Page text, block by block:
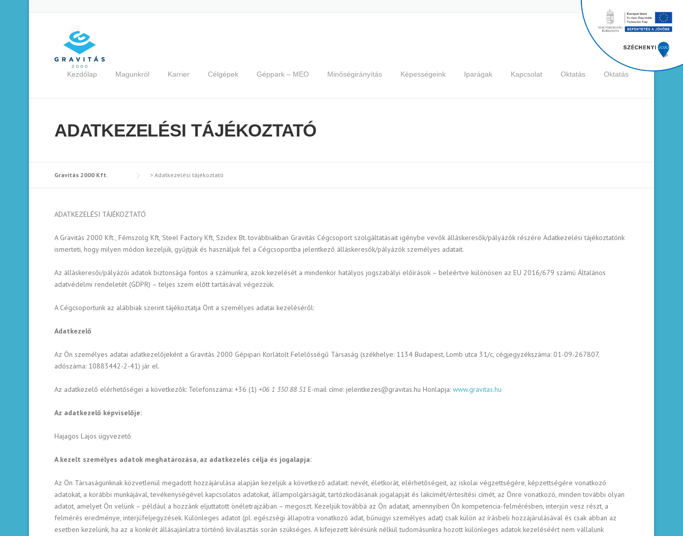
Kezdőlap Magunkról Karrier Célgépek Géppark – MEO Minőségirányítás Képességeink Iparágak Kapcsolat Oktatás Oktatás
ADATKEZELÉSI TÁJÉKOZTATÓ
Gravitás 2000 Kft. > Adatkezelési tájékoztató
ADATKEZELÉSI TÁJÉKOZTATÓ
A Gravitás 2000 Kft., Fémszolg Kft, Steel Factory Kft, Szidex Bt. továbbiakban Gravitás Cégcsoport szolgáltatásait igénybe vevők álláskeresők/pályázók részére Adatkezelési tájékoztatónk
ismerteti, hogy milyen módon kezeljük, gyűjtjük és használjuk fel a Cégcsoportba jelentkező álláskeresők/pályázók személyes adatait.
Az álláskeresői/pályázói adatok biztonsága fontos a számunkra, azok kezelését a mindenkor hatályos jogszabályi előírások – beleértve különösen az EU 2016/679 számú Általános
adatvédelmi rendeletét (GDPR) – teljes szem előtt tartásával végezzük.
A Cégcsoportunk az alábbiak szerint tájékoztatja Önt a személyes adatai kezeléséről:
Adatkezelő
Az Ön személyes adatai adatkezelőjeként a Gravitás 2000 Gépipari Korlátolt Felelősségű Társaság (székhelye: 1134 Budapest, Lomb utca 31/c, cégjegyzékszáma: 01-09-267807,
adószáma: 10883442-2-41) jár el.
Az adatkezelő elérhetőségei a következők: Telefonszáma: +36 (1) +06 1 350 88 51 E-mail címe: jelentkezes@gravitas.hu Honlapja: www.gravitas.hu
Az adatkezelő képviselője:
Hajagos Lajos ügyvezető
A kezelt személyes adatok meghatározása, az adatkezelés célja és jogalapja:
Az Ön Társaságunknak közvetlenül megadott hozzájárulása alapján kezeljük a következő adatait: nevét, életkorát, elérhetőségeit, az iskolai végzettségére, képzettségére vonatkozó
adatokat, a korábbi munkájával, tevékenységével kapcsolatos adatokat, állampolgárságát, tartózkodásának jogalapját és lakcímét/értesítési címét, az Önre vonatkozó, minden további olyan
adatot, amelyet Ön velünk – például a hozzánk eljuttatott önéletrajzában – megoszt. Kezeljük továbbá az Ön adatait, amennyiben Ön kompetencia-felmérésben, interjún vesz részt, a
felmérés eredménye, interjúfeljegyzések. Különleges adatot (pl. egészségi állapotra vonatkozó adat, bűnügyi személyes adat) csak külön az írásbeli hozzájárulásával és csak abban az
esetben kezelünk, ha az a konkrét állásajánlatra történő kiválasztás során szükséges. A kifejezett kérésünk nélkül tudomásunkra hozott különleges adatok kezeléséért nem vállalunk